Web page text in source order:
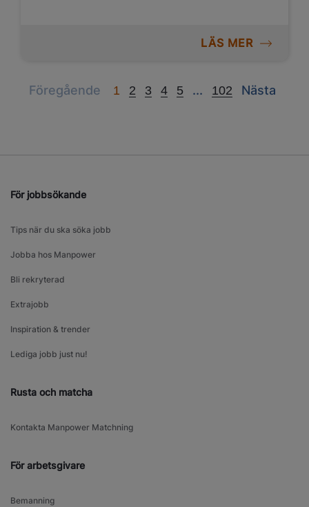
LÄS MER
Föregående Previous
1 2 3 4 5 ...
Next102 Nästa
Next
För jobbsökande
Tips när du ska söka jobb
Jobba hos Manpower
Bli rekryterad
Extrajobb
Inspiration & trender
Lediga jobb just nu!
Rusta och matcha
Kontakta Manpower Matchning
För arbetsgivare
Bemanning